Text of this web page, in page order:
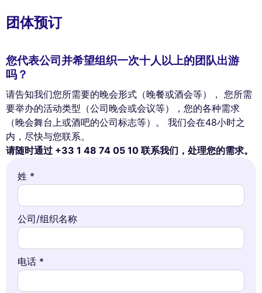
团体预订
您代表公司并希望组织一次十人以上的团队出游
吗？
请告知我们您所需要的晚会形式（晚餐或酒会等）， 您所需
要举办的活动类型（公司晚会或会议等），您的各种需求
（晚会舞台上或酒吧的公司标志等）。 我们会在48小时之
内，尽快与您联系。
请随时通过 +33 1 48 74 05 10 联系我们，处理您的需求。
姓 *
公司/组织名称
电话 *